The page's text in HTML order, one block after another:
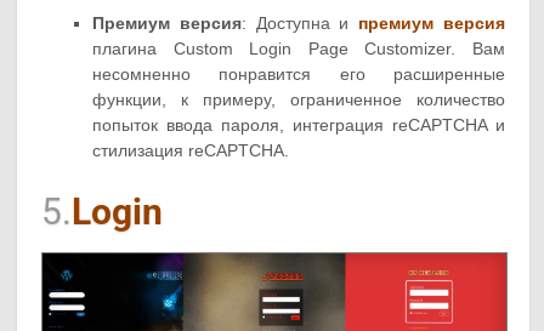
Премиум версия: Доступна и премиум версия
плагина Custom Login Page Customizer. Вам
несомненно понравится его расширенные
функции, к примеру, ограниченное количество
попыток ввода пароля, интеграция reCAPTCHA и
стилизация reCAPTCHA.
5.Login